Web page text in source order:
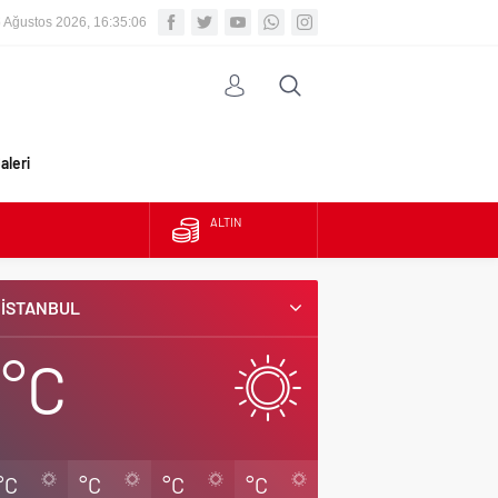
Ağustos 2026, 16:35:07
ALTIN
BIST
DOLAR
EURO
İSTANBUL
°C
°C °C °C